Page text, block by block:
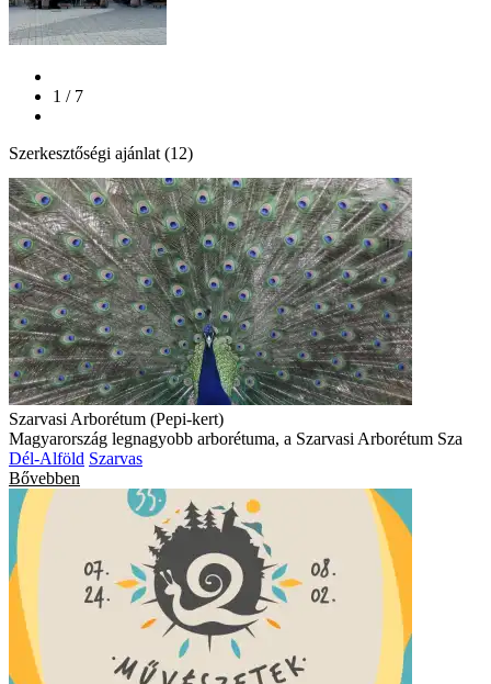
1 / 7
Szerkesztőségi ajánlat (12)
Szarvasi Arborétum (Pepi-kert)
Magyarország legnagyobb arborétuma, a Szarvasi Arborétum Sza
Dél-Alföld Szarvas
Bővebben